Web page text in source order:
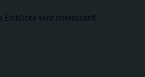
Einblicke sehr interessant!